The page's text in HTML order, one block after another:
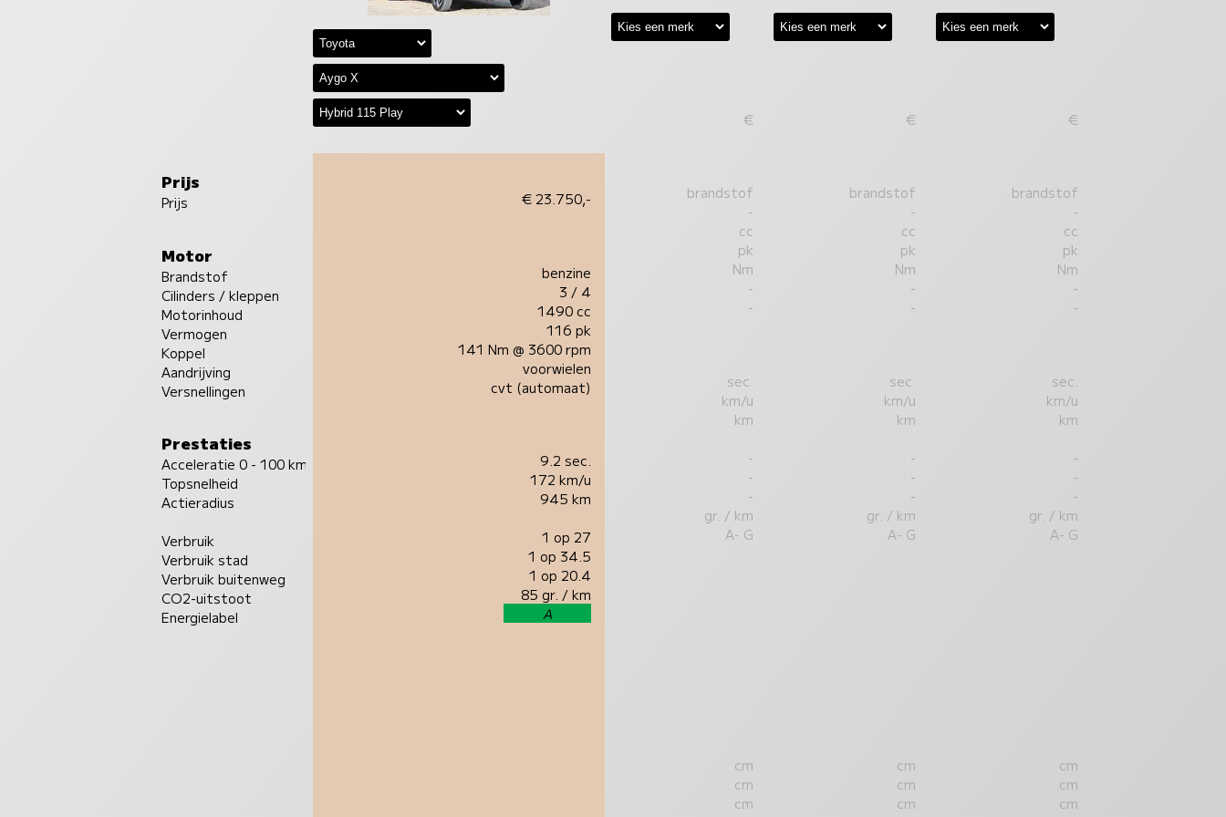
Prijs
Prijs
Motor
Brandstof
Cilinders / kleppen
Motorinhoud
Vermogen
Koppel
Aandrijving
Versnellingen
Prestaties
Acceleratie 0 - 100 km/u
Topsnelheid
Actieradius
Verbruik
Verbruik stad
Verbruik buitenweg
CO2-uitstoot
Energielabel
€ 23.750,-
benzine
3 / 4
1490 cc
116 pk
141 Nm @ 3600 rpm
voorwielen
cvt (automaat)
9.2 sec.
172 km/u
945 km
1 op 27
1 op 34.5
1 op 20.4
85 gr. / km
A
€
brandstof
-
cc
pk
Nm
-
-
sec.
km/u
km
-
-
-
gr. / km
A- G
cm
cm
cm
€
brandstof
-
cc
pk
Nm
-
-
sec.
km/u
km
-
-
-
gr. / km
A- G
cm
cm
cm
€
brandstof
-
cc
pk
Nm
-
-
sec.
km/u
km
-
-
-
gr. / km
A- G
cm
cm
cm